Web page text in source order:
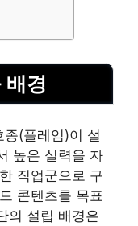
배경
(플레임)이 설
높은 실력을 자
직업군으로 구
드 콘텐츠를 목표
의 설립 배경은